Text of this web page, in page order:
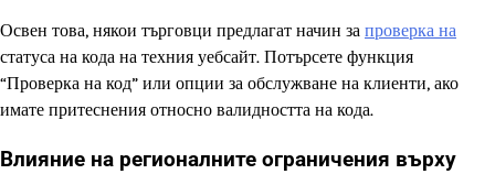
Освен това, някои търговци предлагат начин за проверка на
статуса на кода на техния уебсайт. Потърсете функция
“Проверка на код” или опции за обслужване на клиенти, ако
имате притеснения относно валидността на кода.
Влияние на регионалните ограничения върху